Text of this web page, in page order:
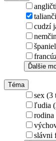
cudzí
Ďalšie
Téma
sex (3
ľudia
slávni